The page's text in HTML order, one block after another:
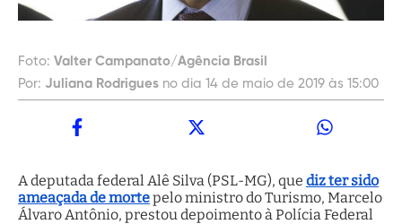
Foto: Valter Campanato/Agência Brasil
Por: Juliana Rodrigues no dia 14 de maio de 2019 às 15:00
A deputada federal Alê Silva (PSL-MG), que diz ter sido
ameaçada de mortepelo ministro do Turismo, Marcelo
Álvaro Antônio, prestou depoimento à Polícia Federal